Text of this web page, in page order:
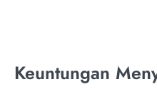
Keuntungan